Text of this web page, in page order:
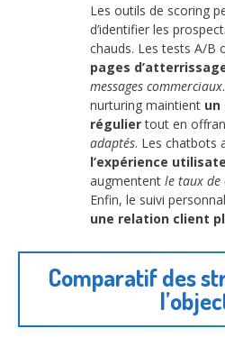
Les outils de scoring
d’identifier les
chauds. Les tests A/B
pages
messages commerciaux
nurturing maintient un
réguliertout en
adaptés. Les chatbots
l’expérience
augmentent le taux de
Enfin, le suivi
une relation client
Comparatif des